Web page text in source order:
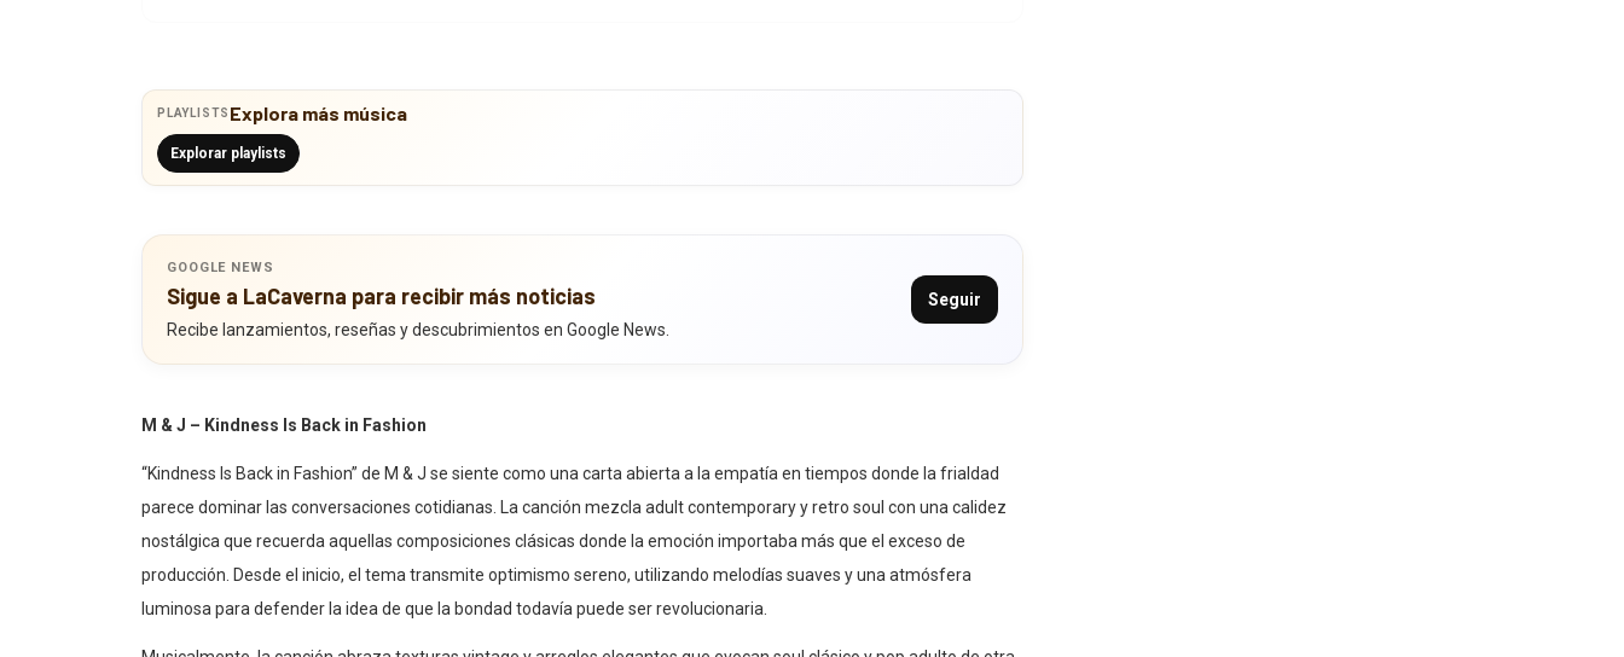
Explora más música
Explorar playlists
Sigue a LaCaverna para recibir más noticias
Recibe lanzamientos, reseñas y descubrimientos en Google News.
Seguir
“Kindness Is Back in Fashion” de M & J se siente como una carta abierta a la empatía en tiempos donde la frialdad
parece dominar las conversaciones cotidianas. La canción mezcla adult contemporary y retro soul con una calidez
nostálgica que recuerda aquellas composiciones clásicas donde la emoción importaba más que el exceso de
producción. Desde el inicio, el tema transmite optimismo sereno, utilizando melodías suaves y una atmósfera
luminosa para defender la idea de que la bondad todavía puede ser revolucionaria.